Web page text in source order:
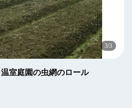
3/3
室庭園の虫網のロール